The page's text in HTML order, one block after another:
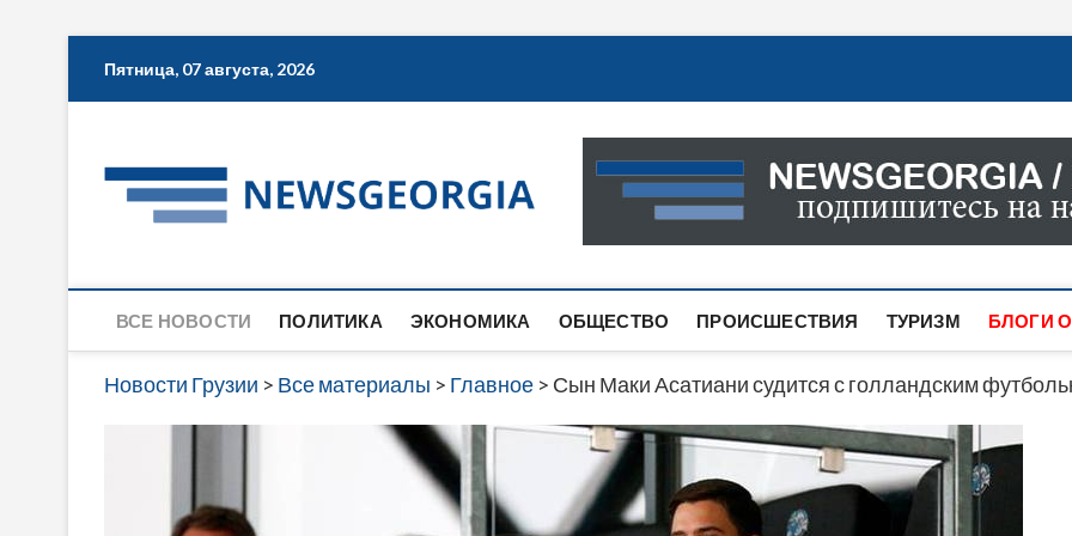
Пятница, 07 августа, 2026
Новости Грузии
САМАЯ АКТУАЛЬНАЯ ИНФОРМАЦИЯ О СОБЫТИЯХ
САЙТЕ ВЫ НАЙДЕТЕ НОВОСТИ ПОЛИТИКИ,
ВСЕ НОВОСТИ ПОЛИТИКА ЭКОНОМИКА ОБЩЕСТВО ПРОИСШЕСТВИЯ ТУРИЗМ БЛОГИ
Новости Грузии > Все материалы > Главное > Сын Маки Асатиани судится с голландским